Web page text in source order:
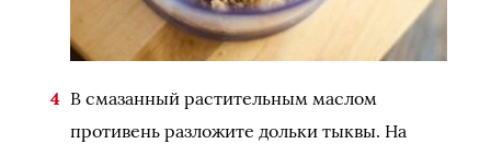
В смазанный растительным маслом
противень разложите дольки тыквы. На